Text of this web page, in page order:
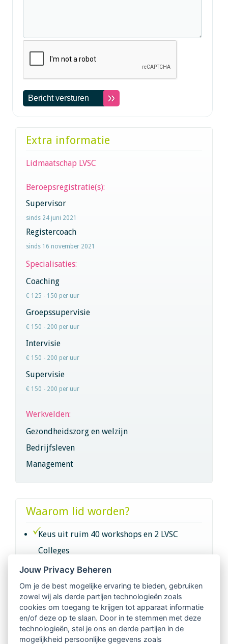
Extra informatie
Lidmaatschap LVSC
Beroepsregistratie(s):
Supervisor
sinds 24 juni 2021
Registercoach
sinds 16 november 2021
Specialisaties:
Coaching
€ 125 - 150 per uur
Groepssupervisie
€ 150 - 200 per uur
Intervisie
€ 150 - 200 per uur
Supervisie
€ 150 - 200 per uur
Werkvelden:
Gezondheidszorg en welzijn
Bedrijfsleven
Management
Waarom lid worden?
Keus uit ruim 40 workshops en 2 LVSC
Colleges
Intervisie met geregistreerde vakgenoten
Netwerk van 2100 professionals in 14
regio's
Vindbaar voor opdrachtgevers
Jouw Privacy Beheren
Om je de best mogelijke ervaring te bieden, gebruiken
zowel wij als derde partijen technologieën zoals
cookies om toegang te krijgen tot apparaat informatie
en/of deze op te slaan. Door in te stemmen met deze
technologieën, stel je ons en derde partijen in de
mogelijkheid persoonlijke gegevens zoals